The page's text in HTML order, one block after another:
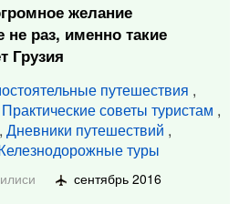
желание
раз, именно такие
Грузия
путешествия ,
Практические советы туристам ,
, Дневники путешествий ,
туры
сентябрь 2016